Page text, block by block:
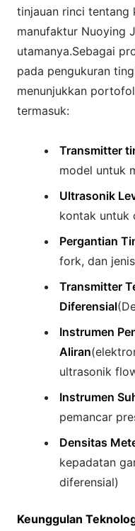
tinjauan rinci tentang
manufaktur Nuoying
utamanya.Sebagai
pada pengukuran
menunjukkan
termasuk:
Transmitter
model untuk
Ultrasonik
kontak untuk
Pergantian
fork, dan
Transmitter
Diferensial
Instrumen
Aliran
ultrasonik
Instrumen
pemancar
Densitas
kepadatan
diferensial)
Keunggulan